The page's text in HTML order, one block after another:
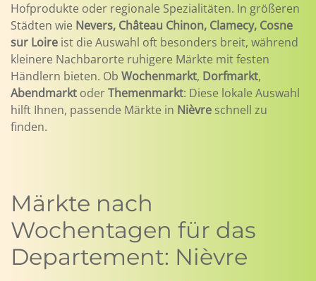
Hofprodukte oder regionale Spezialitäten. In größeren
Städten wie Nevers, Château Chinon, Clamecy, Cosne
sur Loire ist die Auswahl oft besonders breit, während
kleinere Nachbarorte ruhigere Märkte mit festen
Händlern bieten. Ob Wochenmarkt, Dorfmarkt,
Abendmarkt oderThemenmarkt: Diese lokale Auswahl
hilft Ihnen, passende Märkte in Nièvre schnell zu
finden.
Märkte nach
Wochentagen für das
Departement: Nièvre